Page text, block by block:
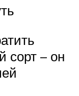
сорт – он